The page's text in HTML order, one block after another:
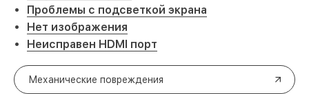
Проблемы с подсветкой экрана
Нет изображения
Неисправен HDMI порт
Механические повреждения